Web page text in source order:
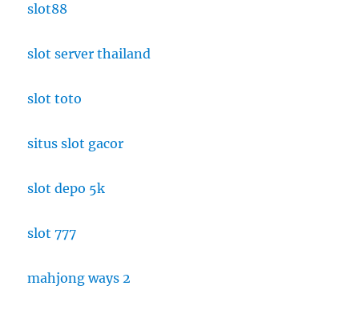
slot88
slot server thailand
slot toto
situs slot gacor
slot depo 5k
slot 777
mahjong ways 2